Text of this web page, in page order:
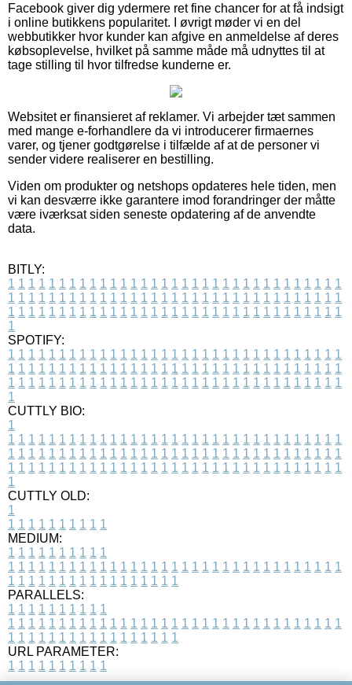
Facebook giver dig ydermere ret fine chancer for at få indsigt
i online butikkens popularitet. I øvrigt møder vi en del
webbutikker hvor kunder kan afgive en anmeldelse af deres
købsoplevelse, hvilket på samme måde må udnyttes til at
tage stilling til hvor tilfredse kunderne er.
Websitet er finansieret af reklamer. Vi arbejder tæt sammen
med mange e-forhandlere da vi introducerer firmaernes
varer, og tjener godtgørelse i tilfælde af at de personer vi
sender videre realiserer en bestilling.
Viden om produkter og netshops opdateres hele tiden, men
vi kan desværre ikke garantere imod forandringer der måtte
være iværksat siden seneste opdatering af de anvendte
data.
BITLY:
1 1 1 1 1 1 1 1 1 1 1 1 1 1 1 1 1 1 1 1 1 1 1 1 1 1 1 1 1 1 1 1 1
1 1 1 1 1 1 1 1 1 1 1 1 1 1 1 1 1 1 1 1 1 1 1 1 1 1 1 1 1 1 1 1 1
1 1 1 1 1 1 1 1 1 1 1 1 1 1 1 1 1 1 1 1 1 1 1 1 1 1 1 1 1 1 1 1 1
1
SPOTIFY:
1 1 1 1 1 1 1 1 1 1 1 1 1 1 1 1 1 1 1 1 1 1 1 1 1 1 1 1 1 1 1 1 1
1 1 1 1 1 1 1 1 1 1 1 1 1 1 1 1 1 1 1 1 1 1 1 1 1 1 1 1 1 1 1 1 1
1 1 1 1 1 1 1 1 1 1 1 1 1 1 1 1 1 1 1 1 1 1 1 1 1 1 1 1 1 1 1 1 1
1
CUTTLY BIO:
1
1 1 1 1 1 1 1 1 1 1 1 1 1 1 1 1 1 1 1 1 1 1 1 1 1 1 1 1 1 1 1 1 1
1 1 1 1 1 1 1 1 1 1 1 1 1 1 1 1 1 1 1 1 1 1 1 1 1 1 1 1 1 1 1 1 1
1 1 1 1 1 1 1 1 1 1 1 1 1 1 1 1 1 1 1 1 1 1 1 1 1 1 1 1 1 1 1 1 1
1
CUTTLY OLD:
1
1 1 1 1 1 1 1 1 1 1
MEDIUM:
1 1 1 1 1 1 1 1 1 1
1 1 1 1 1 1 1 1 1 1 1 1 1 1 1 1 1 1 1 1 1 1 1 1 1 1 1 1 1 1 1 1 1
1 1 1 1 1 1 1 1 1 1 1 1 1 1 1 1 1
PARALLELS:
1 1 1 1 1 1 1 1 1 1
1 1 1 1 1 1 1 1 1 1 1 1 1 1 1 1 1 1 1 1 1 1 1 1 1 1 1 1 1 1 1 1 1
1 1 1 1 1 1 1 1 1 1 1 1 1 1 1 1 1
URL PARAMETER:
1 1 1 1 1 1 1 1 1 1